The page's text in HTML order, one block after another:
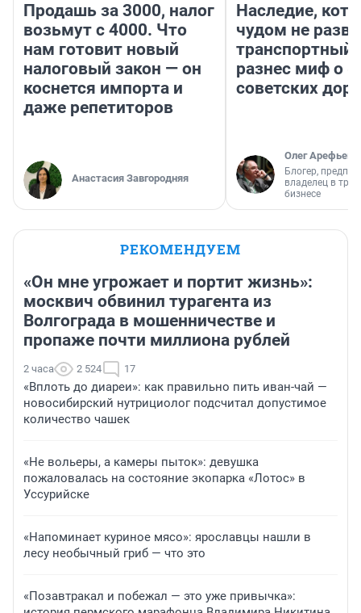
Продашь за 3000, налог
возьмут с 4000. Что
нам готовит новый
налоговый закон — он
коснется импорта и
даже репетиторов
Анастасия Завгородняя
Наследие,
чудом не
транспортный
разнес миф о
советских
Олег Арефьев
Блогер,
владелец в
бизнесе
РЕКОМЕНДУЕМ
«Он мне угрожает и портит жизнь»:
москвич обвинил турагента из
Волгограда в мошенничестве и
пропаже почти миллиона рублей
2 часа 2 524 17
«Вплоть до диареи»: как правильно пить иван-чай —
новосибирский нутрициолог подсчитал допустимое
количество чашек
«Не вольеры, а камеры пыток»: девушка
пожаловалась на состояние экопарка «Лотос» в
Уссурийске
«Напоминает куриное мясо»: ярославцы нашли в
лесу необычный гриб — что это
«Позавтракал и побежал — это уже привычка»: